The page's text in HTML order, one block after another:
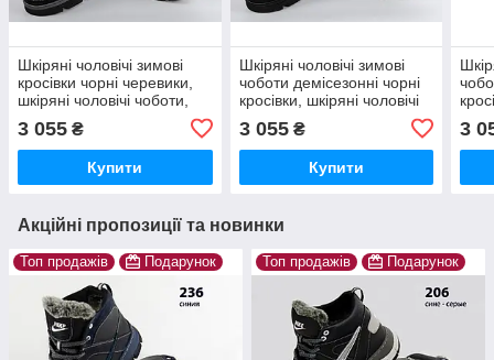
Шкіряні чоловічі зимові
кросівки чорні черевики,
шкіряні чоловічі чоботи,
3 055 ₴
Купити
Шкіряні чоловічі зимові
чоботи демісезонні чорні
кросівки, шкіряні чоловічі
черевики
3 055₴
Купити
3
Акційні пропозиції та новинки
Топ продажів Подарунок Топ продажів Подарунок